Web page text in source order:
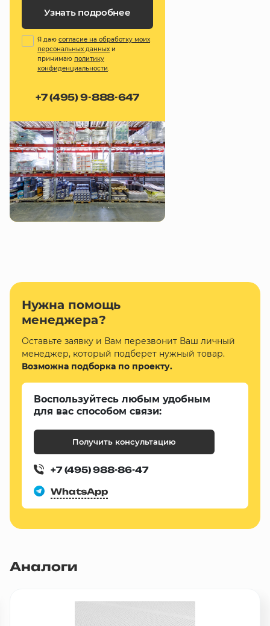
Узнать подробнее
Я даю согласие на обработку моих
персональных данных и
принимаю политику
конфиденциальности.
+7 (495) 9-888-647
Нужна помощь
менеджера?
Оставьте заявку и Вам перезвонит Ваш личный
менеджер, который подберет нужный товар.
Возможна подборка по проекту.
Воспользуйтесь любым удобным
для вас способом связи:
Получить консультацию
+7 (495) 988-86-47
WhatsApp
Аналоги